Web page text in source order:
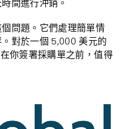
間進行沖銷。
問題。它們處理簡單情
對於一個 5,000 美元的
你簽署採購單之前，值得